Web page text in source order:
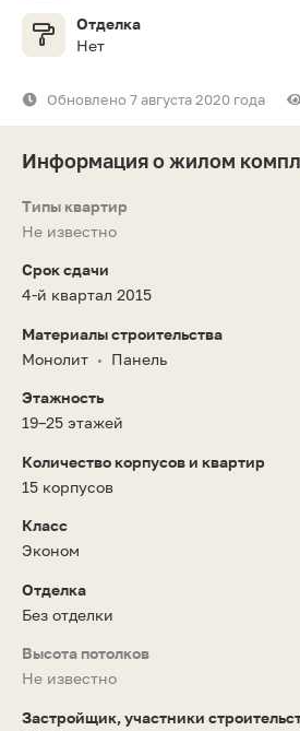
Отделка
Нет
Обновлено 7 августа 2020 года
Информация о жилом
Типы квартир
Не известно
Срок сдачи
4-й квартал 2015
Материалы строительства
Монолит • Панель
Этажность
19–25 этажей
Количество корпусов и квартир
15 корпусов
Класс
Эконом
Отделка
Без отделки
Высота потолков
Не известно
Застройщик, участники